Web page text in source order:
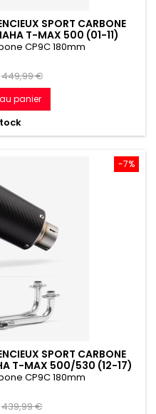
SPORT CARBONE
T-MAX 500 (01-11)
CP9C 180mm
Prix
449,99 €
panier
-7%
SPORT CARBONE
T-MAX 500/530 (12-17)
CP9C 180mm
Prix
439,99 €